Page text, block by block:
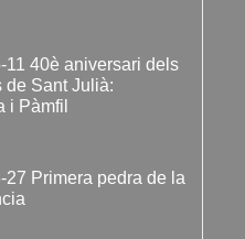
11 40è aniversari dels
de Sant Julià:
i Pàmfil
27 Primera pedra de la